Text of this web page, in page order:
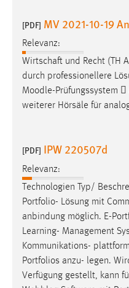
[PDF] MV 2021-10-19
Relevanz:
Wirtschaft und Recht (TH
durch professionellere
Moodle-Prüfungssystem
weiterer Hörsäle für
[PDF] IPW 220507d
Relevanz:
Technologien Typ/
Portfolio- Lösung mit
anbindung möglich. E-
Learning- Management
Kommunikations-
Portfolios anzu- legen.
Verfügung gestellt, kann